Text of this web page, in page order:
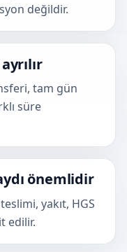
değildir.
tam gün
süre
önemlidir
yakıt, HGS
edilir.